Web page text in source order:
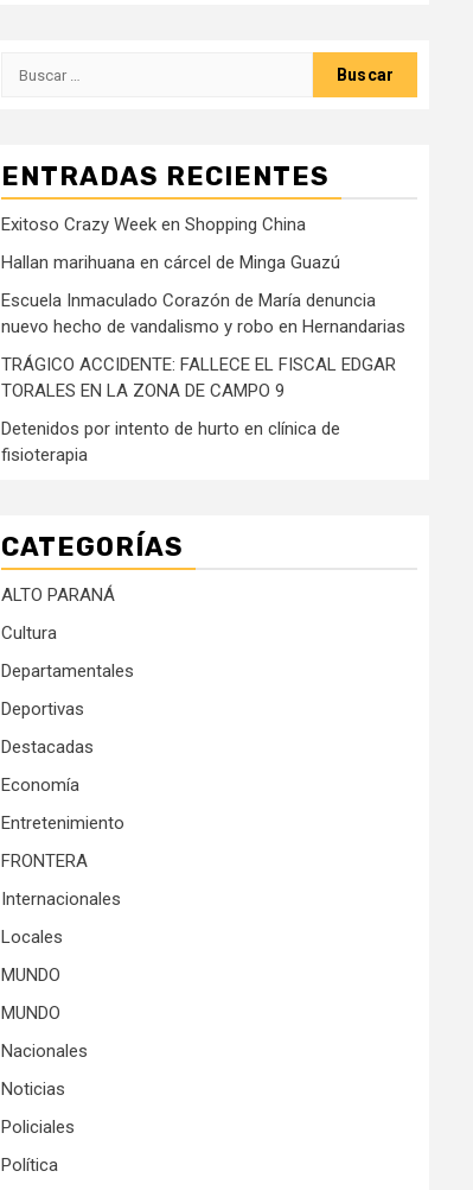
Buscar:
ENTRADAS RECIENTES
Exitoso Crazy Week en Shopping China
Hallan marihuana en cárcel de Minga Guazú
Escuela Inmaculado Corazón de María denuncia
nuevo hecho de vandalismo y robo en Hernandarias
TRÁGICO ACCIDENTE: FALLECE EL FISCAL EDGAR
TORALES EN LA ZONA DE CAMPO 9
Detenidos por intento de hurto en clínica de
fisioterapia
CATEGORÍAS
ALTO PARANÁ
Cultura
Departamentales
Deportivas
Destacadas
Economía
Entretenimiento
FRONTERA
Internacionales
Locales
MUNDO
MUNDO
Nacionales
Noticias
Policiales
Política